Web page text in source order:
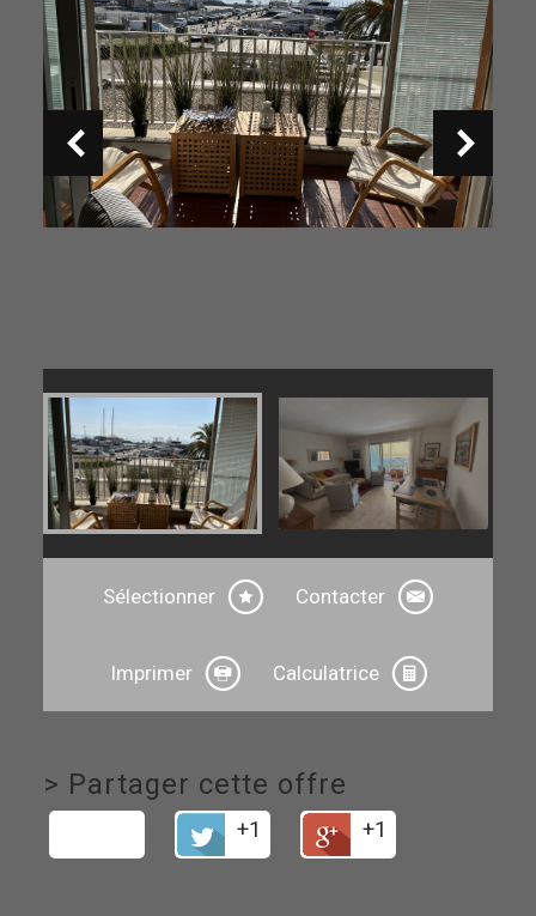
Sélectionner Contacter
Imprimer Calculatrice
> Partager cette offre
+1 +1